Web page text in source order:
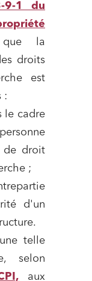
9-1 du
la
droits
est
:
le cadre
de droit
;
d'un
telle
selon
aux